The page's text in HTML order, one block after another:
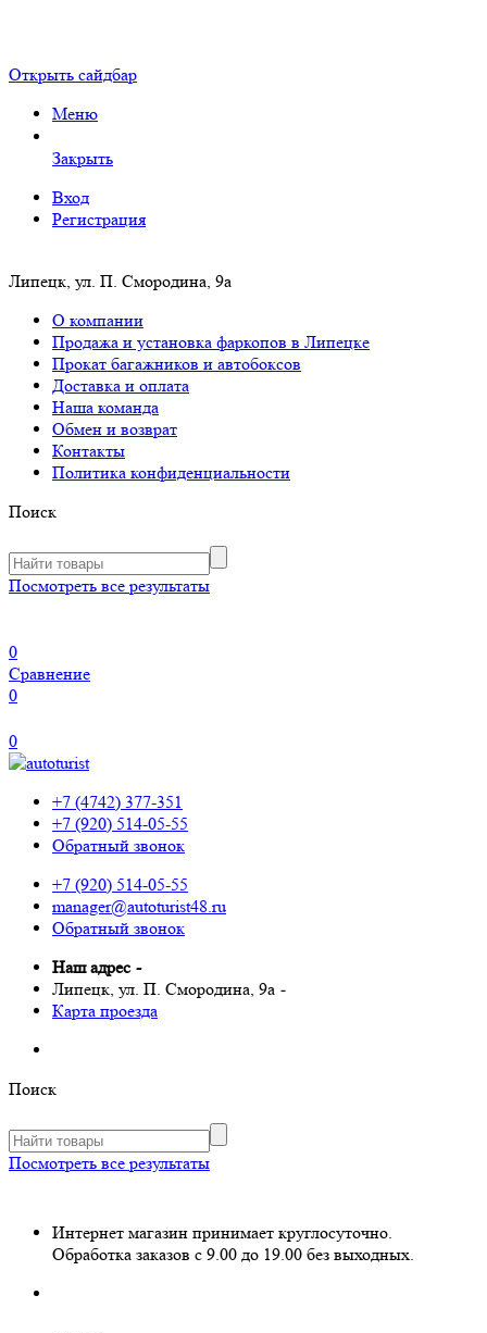
Открыть сайдбар
Меню
Закрыть
Вход
Регистрация
Липецк, ул. П. Смородина, 9а
О компании
Продажа и установка фаркопов в Липецке
Прокат багажников и автобоксов
Доставка и оплата
Наша команда
Обмен и возврат
Контакты
Политика конфиденциальности
Поиск
Посмотреть все результаты
0
Сравнение
0
0
+7 (4742) 377-351
+7 (920) 514-05-55
Обратный звонок
+7 (920) 514-05-55
manager@autoturist48.ru
Обратный звонок
Наш адрес -
Липецк, ул. П. Смородина, 9а -
Карта проезда
Поиск
Посмотреть все результаты
Интернет магазин принимает круглосуточно.
Обработка заказов с 9.00 до 19.00 без выходных.